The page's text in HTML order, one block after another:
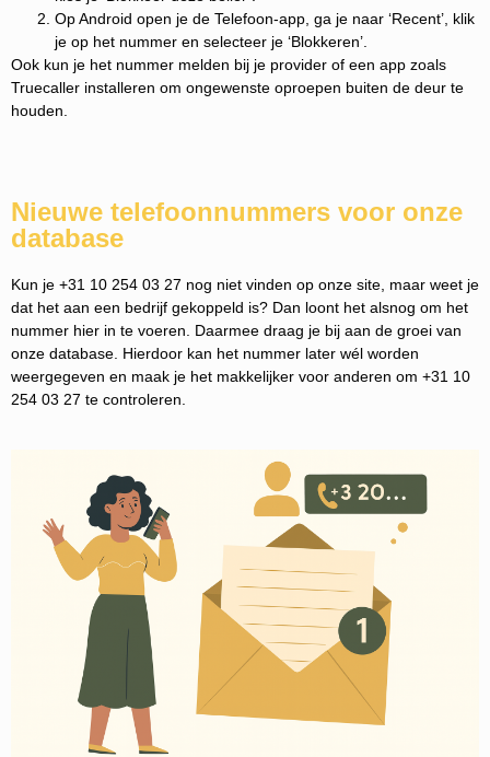
Op Android open je de Telefoon-app, ga je naar ‘Recent’, klik
je op het nummer en selecteer je ‘Blokkeren’.
Ook kun je het nummer melden bij je provider of een app zoals
Truecaller installeren om ongewenste oproepen buiten de deur te
houden.
Nieuwe telefoonnummers voor onze
database
Kun je +31 10 254 03 27 nog niet vinden op onze site, maar weet je
dat het aan een bedrijf gekoppeld is? Dan loont het alsnog om het
nummer hier in te voeren. Daarmee draag je bij aan de groei van
onze database. Hierdoor kan het nummer later wél worden
weergegeven en maak je het makkelijker voor anderen om +31 10
254 03 27 te controleren.